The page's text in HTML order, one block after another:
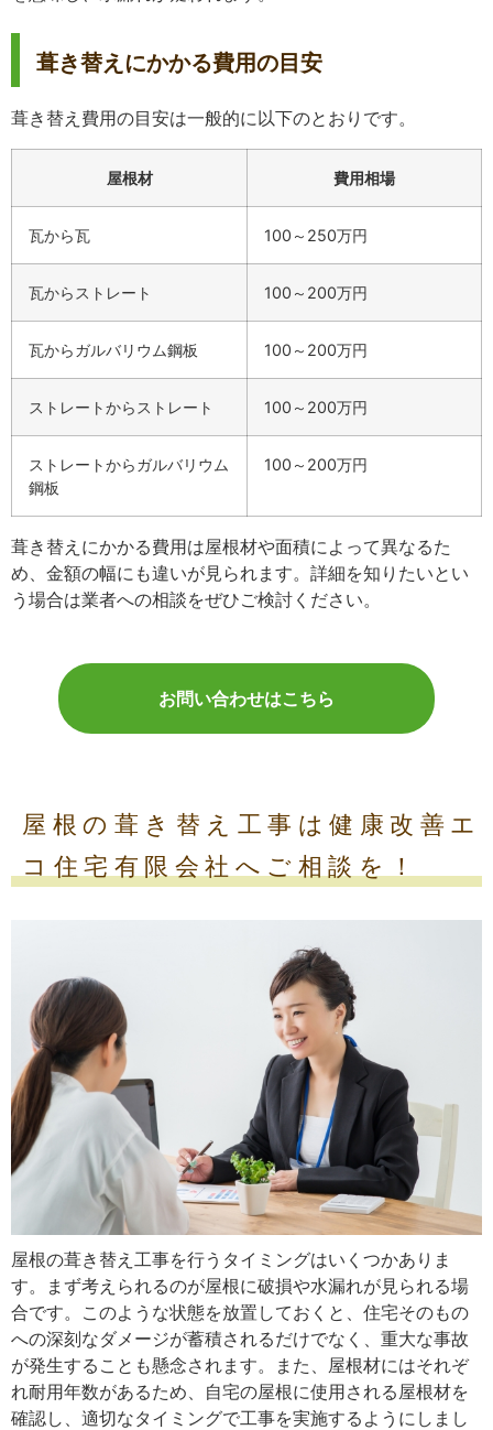
葺き替えにかかる費用の目安
葺き替え費用の目安は一般的に以下のとおりです。
屋根材 費用相場
瓦から瓦 100～250万円
瓦からストレート 100～200万円
瓦からガルバリウム鋼板 100～200万円
ストレートからストレート 100～200万円
ストレートからガルバリウム
鋼板
100～200万円
葺き替えにかかる費用は屋根材や面積によって異なるた
め、金額の幅にも違いが見られます。詳細を知りたいとい
う場合は業者への相談をぜひご検討ください。
お問い合わせはこちら
屋根の葺き替え工事は健康改善エ
コ住宅有限会社へご相談を！
屋根の葺き替え工事を行うタイミングはいくつかありま
す。まず考えられるのが屋根に破損や水漏れが見られる場
合です。このような状態を放置しておくと、住宅そのもの
への深刻なダメージが蓄積されるだけでなく、重大な事故
が発生することも懸念されます。また、屋根材にはそれぞ
れ耐用年数があるため、自宅の屋根に使用される屋根材を
確認し、適切なタイミングで工事を実施するようにしまし